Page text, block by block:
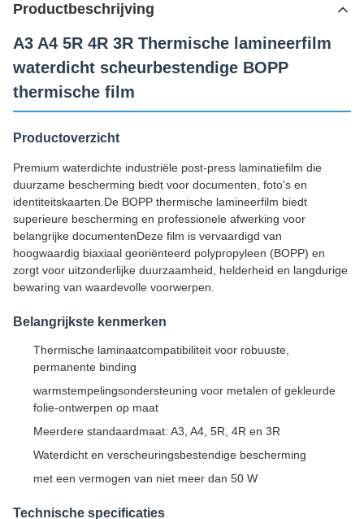
Productbeschrijving
A3 A4 5R 4R 3R Thermische lamineerfilm
waterdicht scheurbestendige BOPP
thermische film
Productoverzicht
Premium waterdichte industriële post-press laminatiefilm die
duurzame bescherming biedt voor documenten, foto's en
identiteitskaarten.De BOPP thermische lamineerfilm biedt
superieure bescherming en professionele afwerking voor
belangrijke documentenDeze film is vervaardigd van
hoogwaardig biaxiaal georiënteerd polypropyleen (BOPP) en
zorgt voor uitzonderlijke duurzaamheid, helderheid en langdurige
bewaring van waardevolle voorwerpen.
Belangrijkste kenmerken
Thermische laminaatcompatibiliteit voor robuuste,
permanente binding
warmstempelingsondersteuning voor metalen of gekleurde
folie-ontwerpen op maat
Meerdere standaardmaat: A3, A4, 5R, 4R en 3R
Waterdicht en verscheuringsbestendige bescherming
met een vermogen van niet meer dan 50 W
Technische specificaties